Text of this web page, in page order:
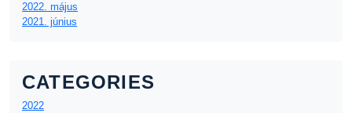
2022. május
2021. június
CATEGORIES
2022